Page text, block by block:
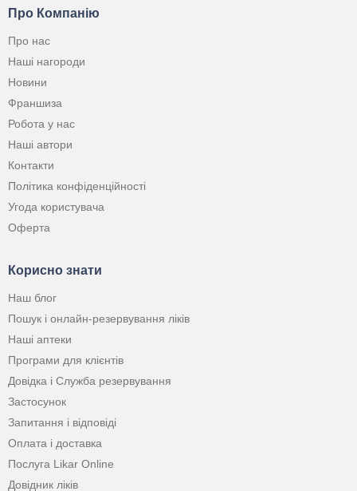
Про Компанію
Про нас
Наші нагороди
Новини
Франшиза
Робота у нас
Наші автори
Контакти
Політика конфіденційності
Угода користувача
Оферта
Корисно знати
Наш блог
Пошук і онлайн-резервування ліків
Наші аптеки
Програми для клієнтів
Довідка і Служба резервування
Застосунок
Запитання і відповіді
Оплата і доставка
Послуга Likar Online
Довідник ліків